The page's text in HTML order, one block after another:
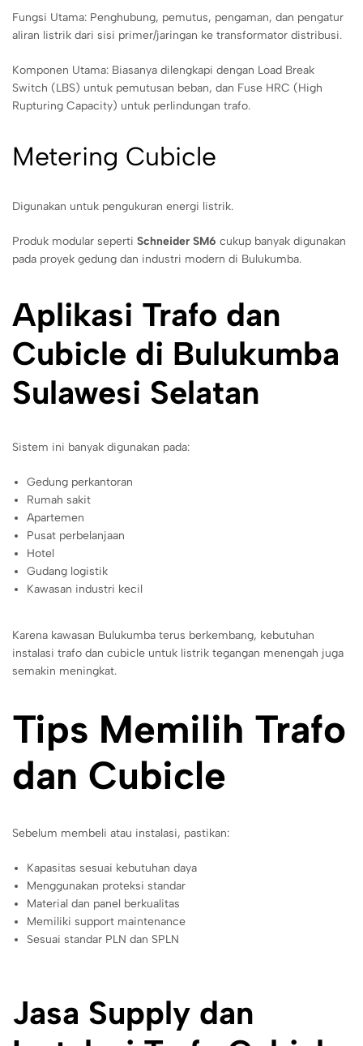
Fungsi Utama: Penghubung, pemutus, pengaman, dan pengatur
aliran listrik dari sisi primer/jaringan ke transformator distribusi.
Komponen Utama: Biasanya dilengkapi dengan Load Break
Switch (LBS) untuk pemutusan beban, dan Fuse HRC (High
Rupturing Capacity) untuk perlindungan trafo.
Metering Cubicle
Digunakan untuk pengukuran energi listrik.
Produk modular seperti Schneider SM6 cukup banyak digunakan
pada proyek gedung dan industri modern di Bulukumba.
Aplikasi Trafo dan
Cubicle di Bulukumba
Sulawesi Selatan
Sistem ini banyak digunakan pada:
Gedung perkantoran
Rumah sakit
Apartemen
Pusat perbelanjaan
Hotel
Gudang logistik
Kawasan industri kecil
Karena kawasan Bulukumba terus berkembang, kebutuhan
instalasi trafo dan cubicle untuk listrik tegangan menengah juga
semakin meningkat.
Tips Memilih Trafo
dan Cubicle
Sebelum membeli atau instalasi, pastikan:
Kapasitas sesuai kebutuhan daya
Menggunakan proteksi standar
Material dan panel berkualitas
Memiliki support maintenance
Sesuai standar PLN dan SPLN
Jasa Supply dan